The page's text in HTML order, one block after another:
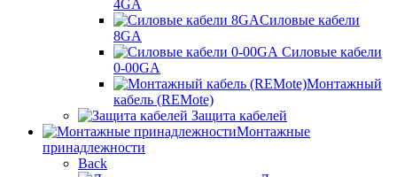
4GA
Силовые кабели
8GA
Силовые кабели
0-00GA
Монтажный
кабель (REMote)
Защита кабелей
Монтажные
принадлежности
Back